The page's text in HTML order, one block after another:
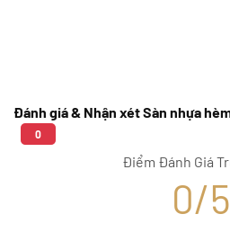
Đánh giá & Nhận xét Sàn nhựa
0
Điểm Đánh Giá
0/5